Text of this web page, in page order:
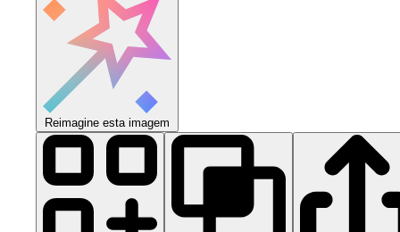
Reimagine esta imagem